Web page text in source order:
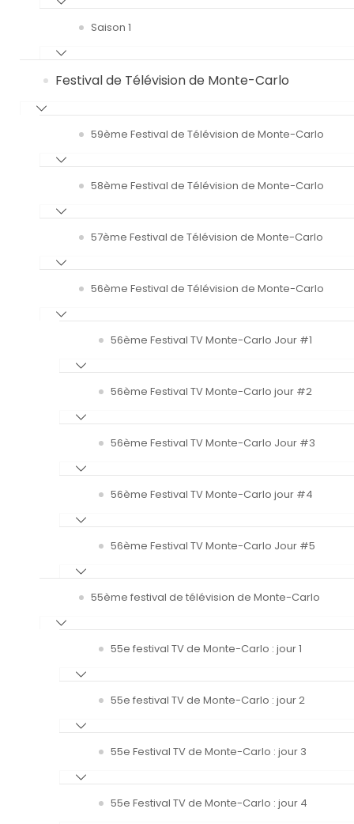
Saison 1
Festival de Télévision de Monte-Carlo
59ème Festival de Télévision de Monte-Carlo
58ème Festival de Télévision de Monte-Carlo
57ème Festival de Télévision de Monte-Carlo
56ème Festival de Télévision de Monte-Carlo
56ème Festival TV Monte-Carlo Jour #1
56ème Festival TV Monte-Carlo jour #2
56ème Festival TV Monte-Carlo Jour #3
56ème Festival TV Monte-Carlo jour #4
56ème Festival TV Monte-Carlo Jour #5
55ème festival de télévision de Monte-Carlo
55e festival TV de Monte-Carlo : jour 1
55e festival TV de Monte-Carlo : jour 2
55e Festival TV de Monte-Carlo : jour 3
55e Festival TV de Monte-Carlo : jour 4